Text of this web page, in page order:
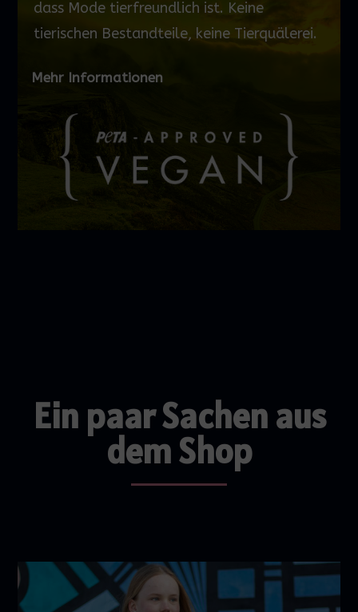
dass Mode tierfreundlich ist. Keine
tierischen Bestandteile, keine Tierquälerei.
Mehr Informationen
Ein paar Sachen aus
dem Shop